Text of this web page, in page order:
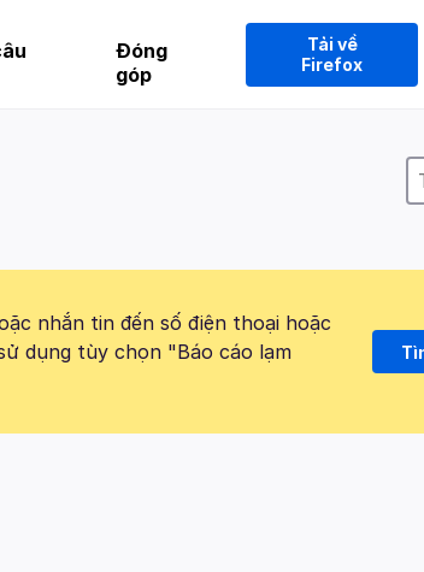
Đóng
góp
Tải về
Firefox
nhắn tin đến số điện thoại hoặc
dụng tùy chọn "Báo cáo lạm